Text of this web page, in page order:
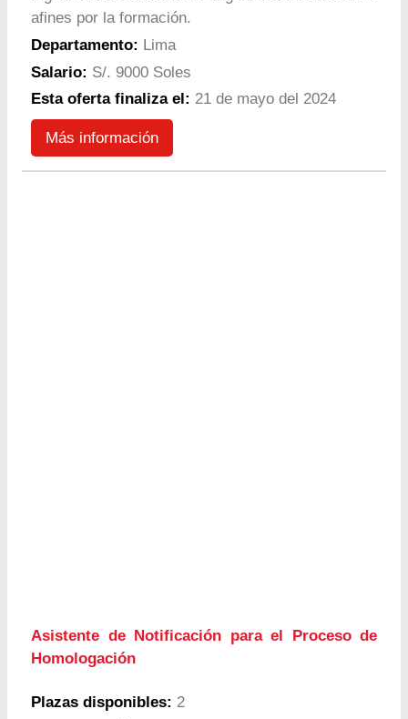
afines por la formación.
Departamento: Lima
Salario: S/. 9000 Soles
Esta oferta finaliza el: 21 de mayo del 2024
Más información
Asistente de Notificación para el Proceso de
Homologación
Plazas disponibles: 2